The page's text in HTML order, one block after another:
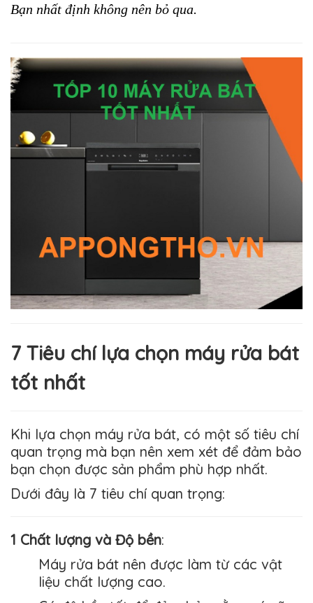
Bạn nhất định không nên bỏ qua.
7 Tiêu chí lựa chọn máy rửa bát
tốt nhất
Khi lựa chọn máy rửa bát, có một số tiêu chí
quan trọng mà bạn nên xem xét để đảm bảo
bạn chọn được sản phẩm phù hợp nhất.
Dưới đây là 7 tiêu chí quan trọng:
1 Chất lượng và Độ bền:
Máy rửa bát nên được làm từ các vật
liệu chất lượng cao.